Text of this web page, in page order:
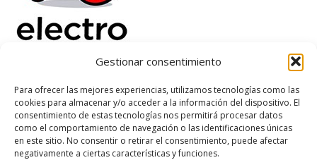
Gestionar consentimiento
Para ofrecer las mejores experiencias, utilizamos tecnologías como las
cookies para almacenar y/o acceder a la información del dispositivo. El
consentimiento de estas tecnologías nos permitirá procesar datos
como el comportamiento de navegación o las identificaciones únicas
en este sitio. No consentir o retirar el consentimiento, puede afectar
negativamente a ciertas características y funciones.
Electrorenover
Ayuda
Legal
Suscribete